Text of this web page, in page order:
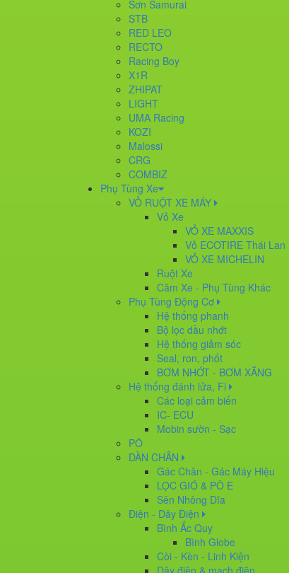
Sơn Samurai
STB
RED LEO
RECTO
Racing Boy
X1R
ZHIPAT
LIGHT
UMA Racing
KOZI
Malossi
CRG
COMBIZ
Phụ Tùng Xe
VỎ RUỘT XE MÁY
Vỏ Xe
VỎ XE MAXXIS
Vỏ ECOTIRE Thái Lan
VỎ XE MICHELIN
Ruột Xe
Căm Xe - Phụ Tùng Khác
Phụ Tùng Động Cơ
Hệ thống phanh
Bộ lọc dầu nhớt
Hệ thống giảm sóc
Seal, ron, phốt
BƠM NHỚT - BƠM XĂNG
Hệ thống đánh lửa, Fi
Các loại cảm biến
IC- ECU
Mobin sườn - Sạc
PÔ
DÀN CHÂN
Gác Chân - Gác Máy Hiệu
LỌC GIÓ & PÔ E
Sên Nhông Dĩa
Điện - Dây Điện
Bình Ắc Quy
Bình Globe
Còi - Kèn - Linh Kiện
Dây điện & mạch điện